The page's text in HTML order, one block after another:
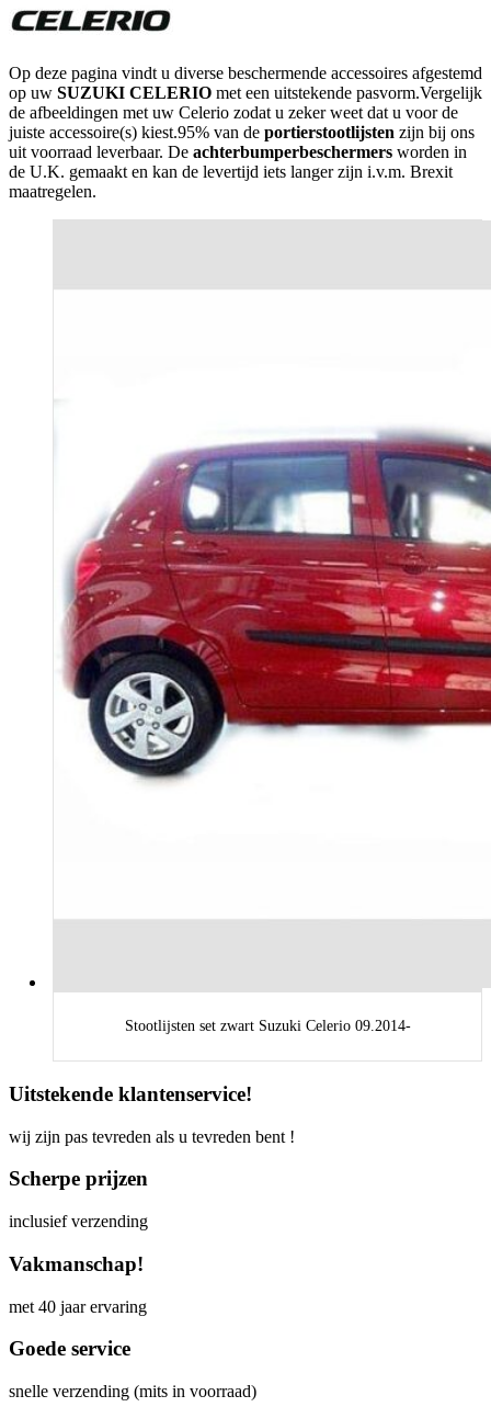
Op deze pagina vindt u diverse beschermende accessoires afgestemd
op uw SUZUKI CELERIO met een uitstekende pasvorm.Vergelijk
de afbeeldingen met uw Celerio zodat u zeker weet dat u voor de
juiste accessoire(s) kiest.95% van de portierstootlijsten zijn bij ons
uit voorraad leverbaar. De achterbumperbeschermers worden in
de U.K. gemaakt en kan de levertijd iets langer zijn i.v.m. Brexit
maatregelen.
Stootlijsten set zwart Suzuki Celerio 09.2014-
Uitstekende klantenservice!
wij zijn pas tevreden als u tevreden bent !
Scherpe prijzen
inclusief verzending
Vakmanschap!
met 40 jaar ervaring
Goede service
snelle verzending (mits in voorraad)